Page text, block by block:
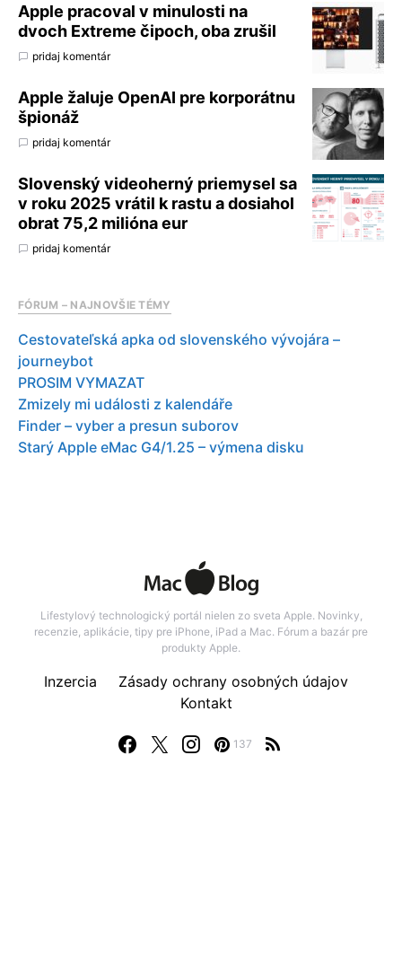
Apple pracoval v minulosti na
dvoch Extreme čipoch, oba zrušil
pridaj komentár
Apple žaluje OpenAI pre korporátnu
špionáž
pridaj komentár
Slovenský videoherný priemysel sa
v roku 2025 vrátil k rastu a dosiahol
obrat 75,2 milióna eur
pridaj komentár
FÓRUM – NAJNOVŠIE TÉMY
Cestovateľská apka od slovenského vývojára –
journeybot
PROSIM VYMAZAT
Zmizely mi události z kalendáře
Finder – vyber a presun suborov
Starý Apple eMac G4/1.25 – výmena disku
Lifestylový technologický portál nielen zo sveta Apple. Novinky,
recenzie, aplikácie, tipy pre iPhone, iPad a Mac. Fórum a bazár pre
produkty Apple.
137
Inzercia
Zásady ochrany osobných údajov
Kontakt